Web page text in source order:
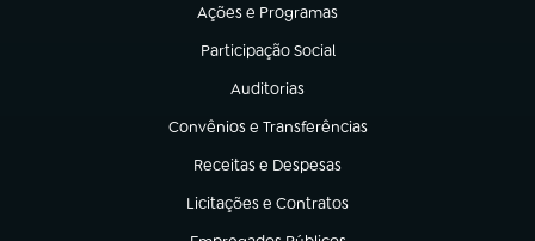
Ações e Programas
(abre em nova aba)
Participação Social
(abre em nova aba)
Auditorias
(abre em nova aba)
Convênios e Transferências
(abre em nova aba)
Receitas e Despesas
(abre em nova aba)
Licitações e Contratos
(abre em nova aba)